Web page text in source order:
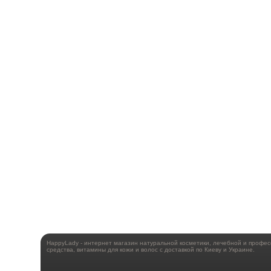
HappyLady - интернет магазин натуральной косметики, лечебной и
средства, витамины для кожи и волос с доставкой по Киеву и Украине.